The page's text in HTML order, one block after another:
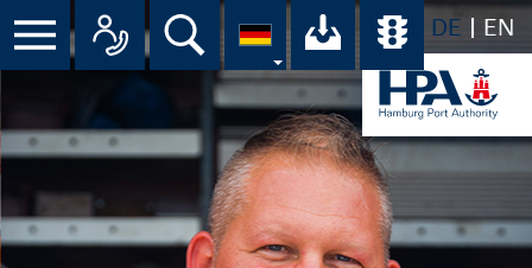
DE EN
Menü Alle Ansprechpartner im
Suche Ihr Download-